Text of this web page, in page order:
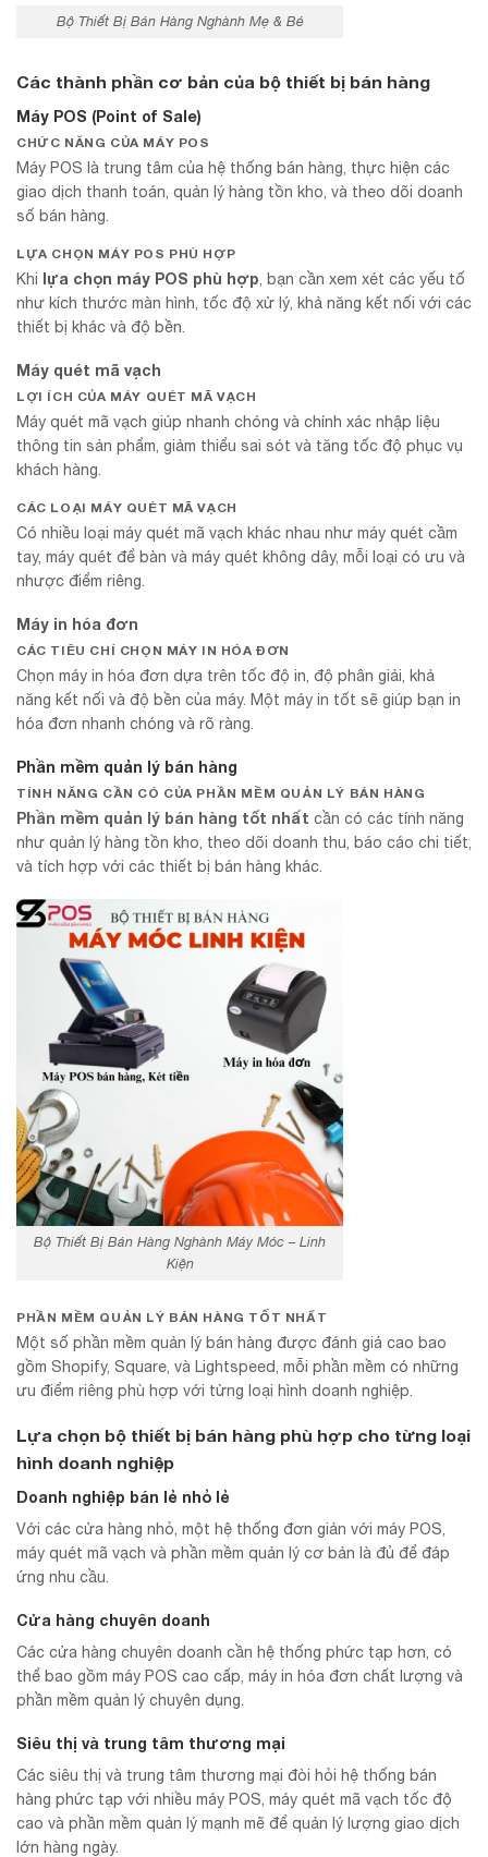
Bộ Thiết Bị Bán Hàng Nghành Mẹ & Bé
Các thành phần cơ bản của bộ thiết bị bán hàng
Máy POS (Point of Sale)
CHỨC NĂNG CỦA MÁY POS
Máy POS là trung tâm của hệ thống bán hàng, thực hiện các
giao dịch thanh toán, quản lý hàng tồn kho, và theo dõi doanh
số bán hàng.
LỰA CHỌN MÁY POS PHÙ HỢP
Khi lựa chọn máy POS phù hợp , bạn cần xem xét các yếu tố
như kích thước màn hình, tốc độ xử lý, khả năng kết nối với các
thiết bị khác và độ bền.
Máy quét mã vạch
LỢI ÍCH CỦA MÁY QUÉT MÃ VẠCH
Máy quét mã vạch giúp nhanh chóng và chính xác nhập liệu
thông tin sản phẩm, giảm thiểu sai sót và tăng tốc độ phục vụ
khách hàng.
CÁC LOẠI MÁY QUÉT MÃ VẠCH
Có nhiều loại máy quét mã vạch khác nhau như máy quét cầm
tay, máy quét để bàn và máy quét không dây, mỗi loại có ưu và
nhược điểm riêng.
Máy in hóa đơn
CÁC TIÊU CHÍ CHỌN MÁY IN HÓA ĐƠN
Chọn máy in hóa đơn dựa trên tốc độ in, độ phân giải, khả
năng kết nối và độ bền của máy. Một máy in tốt sẽ giúp bạn in
hóa đơn nhanh chóng và rõ ràng.
Phần mềm quản lý bán hàng
TÍNH NĂNG CẦN CÓ CỦA PHẦN MỀM QUẢN LÝ BÁN HÀNG
Phần mềm quản lý bán hàng tốt nhất cần có các tính năng
như quản lý hàng tồn kho, theo dõi doanh thu, báo cáo chi tiết,
và tích hợp với các thiết bị bán hàng khác.
Bộ Thiết Bị Bán Hàng Nghành Máy Móc – Linh
Kiện
PHẦN MỀM QUẢN LÝ BÁN HÀNG TỐT NHẤT
Một số phần mềm quản lý bán hàng được đánh giá cao bao
gồm Shopify, Square, và Lightspeed, mỗi phần mềm có những
ưu điểm riêng phù hợp với từng loại hình doanh nghiệp.
Lựa chọn bộ thiết bị bán hàng phù hợp cho từng loại
hình doanh nghiệp
Doanh nghiệp bán lẻ nhỏ lẻ
Với các cửa hàng nhỏ, một hệ thống đơn giản với máy POS,
máy quét mã vạch và phần mềm quản lý cơ bản là đủ để đáp
ứng nhu cầu.
Cửa hàng chuyên doanh
Các cửa hàng chuyên doanh cần hệ thống phức tạp hơn, có
thể bao gồm máy POS cao cấp, máy in hóa đơn chất lượng và
phần mềm quản lý chuyên dụng.
Siêu thị và trung tâm thương mại
Các siêu thị và trung tâm thương mại đòi hỏi hệ thống bán
hàng phức tạp với nhiều máy POS, máy quét mã vạch tốc độ
cao và phần mềm quản lý mạnh mẽ để quản lý lượng giao dịch
lớn hàng ngày.